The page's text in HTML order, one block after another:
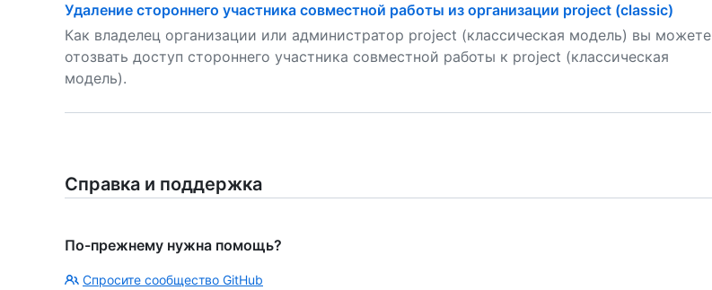
Удаление стороннего участника совместной работы из организации project (classic)
Как владелец организации или администратор project (классическая модель) вы можете
отозвать доступ стороннего участника совместной работы к project (классическая
модель).
Справка и поддержка
По-прежнему нужна помощь?
Спросите сообщество GitHub